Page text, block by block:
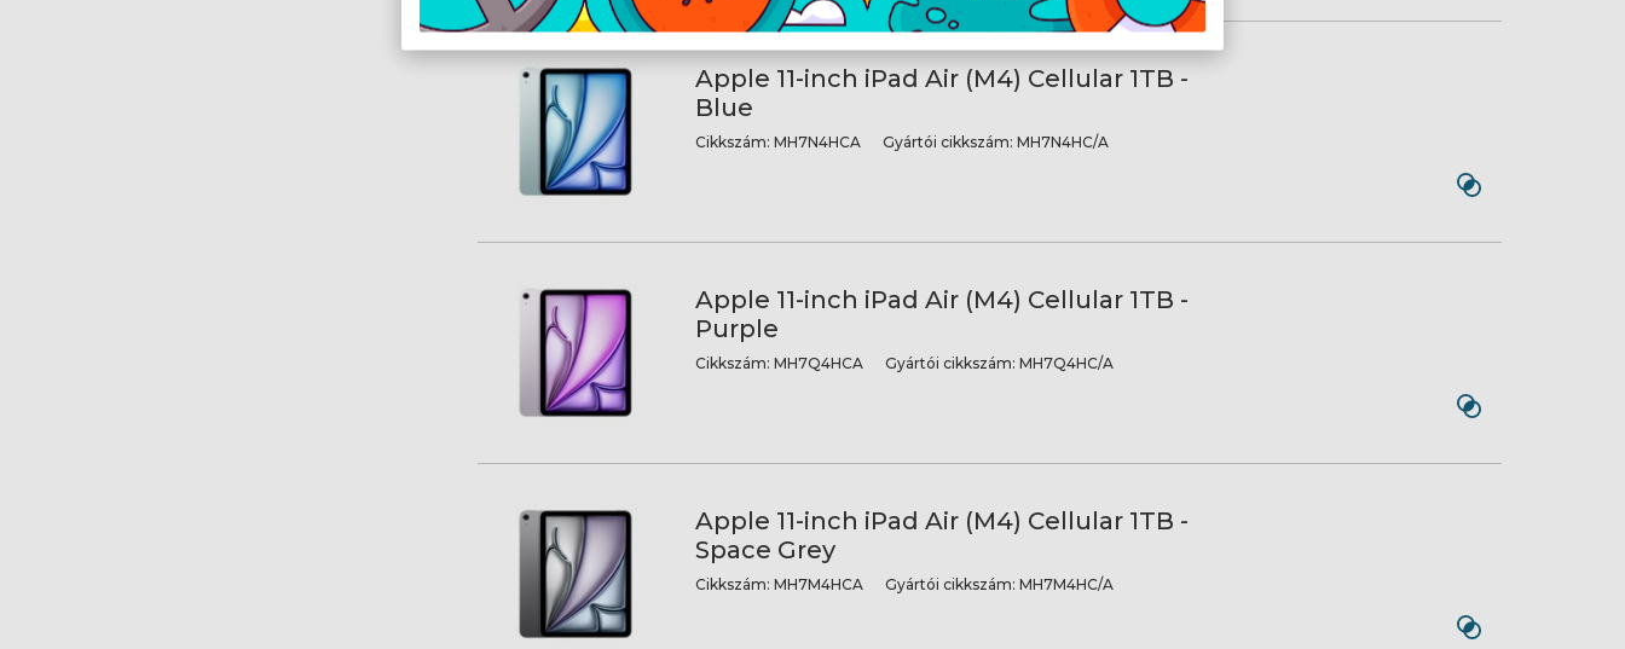
Apple 11-inch iPad Air (M4) Cellular 1TB -
Blue
Cikkszám: MH7N4HCA Gyártói cikkszám: MH7N4HC/A
Apple 11-inch iPad Air (M4) Cellular 1TB -
Purple
Cikkszám: MH7Q4HCA Gyártói cikkszám: MH7Q4HC/A
Apple 11-inch iPad Air (M4) Cellular 1TB -
Space Grey
Cikkszám: MH7M4HCA Gyártói cikkszám: MH7M4HC/A